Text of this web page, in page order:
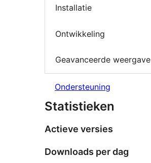
Installatie
Ontwikkeling
Geavanceerde weergave
Ondersteuning
Statistieken
Actieve versies
Downloads per dag